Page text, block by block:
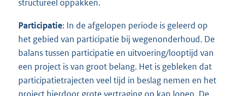
structureel oppakken.
Participatie: In de afgelopen periode is geleerd op
het gebied van participatie bij wegenonderhoud. De
balans tussen participatie en uitvoering/looptijd van
een project is van groot belang. Het is gebleken dat
participatietrajecten veel tijd in beslag nemen en het